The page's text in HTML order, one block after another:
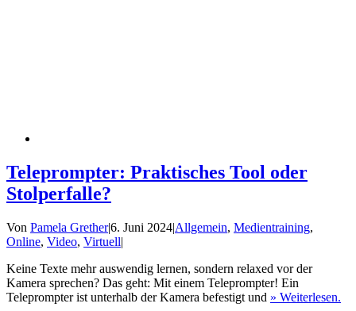
Teleprompter: Praktisches Tool oder
Stolperfalle?
Von Pamela Grether|6. Juni 2024|Allgemein, Medientraining,
Online, Video, Virtuell|
Keine Texte mehr auswendig lernen, sondern relaxed vor der
Kamera sprechen? Das geht: Mit einem Teleprompter! Ein
Teleprompter ist unterhalb der Kamera befestigt und » Weiterlesen.